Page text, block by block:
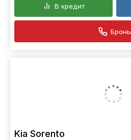
В кредит
Бронь
Kia Sorento